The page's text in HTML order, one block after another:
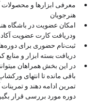
معرفی ابزارها و
هنرجویان
امکان عضویت در باشگاه
ودریافت کارت عضویت
دریافت بسته ابزار و منابع
در این بخش همراهان
باقی مانده تا انتهای
تمرین ادامه دهند و
دوره مورد بررسی قرار